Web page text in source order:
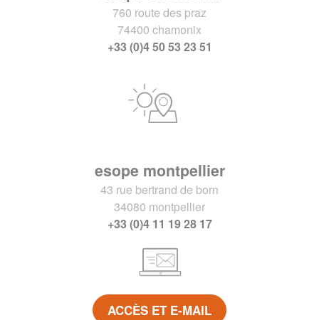
760 route des praz
74400 chamonix
+33 (0)4 50 53 23 51
esope montpellier
43 rue bertrand de born
34080 montpellier
+33 (0)4 11 19 28 17
ACCÈS ET E-MAIL